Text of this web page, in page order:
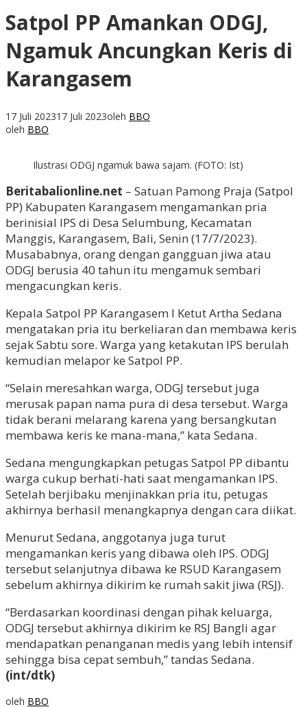
Satpol PP Amankan ODGJ,
Ngamuk Ancungkan Keris di
Karangasem
17 Juli 202317 Juli 2023oleh BBO
oleh BBO
Ilustrasi ODGJ ngamuk bawa sajam. (FOTO: Ist)
Beritabalionline.net – Satuan Pamong Praja (Satpol
PP) Kabupaten Karangasem mengamankan pria
berinisial IPS di Desa Selumbung, Kecamatan
Manggis, Karangasem, Bali, Senin (17/7/2023).
Musababnya, orang dengan gangguan jiwa atau
ODGJ berusia 40 tahun itu mengamuk sembari
mengacungkan keris.
Kepala Satpol PP Karangasem I Ketut Artha Sedana
mengatakan pria itu berkeliaran dan membawa keris
sejak Sabtu sore. Warga yang ketakutan IPS berulah
kemudian melapor ke Satpol PP.
“Selain meresahkan warga, ODGJ tersebut juga
merusak papan nama pura di desa tersebut. Warga
tidak berani melarang karena yang bersangkutan
membawa keris ke mana-mana,” kata Sedana.
Sedana mengungkapkan petugas Satpol PP dibantu
warga cukup berhati-hati saat mengamankan IPS.
Setelah berjibaku menjinakkan pria itu, petugas
akhirnya berhasil menangkapnya dengan cara diikat.
Menurut Sedana, anggotanya juga turut
mengamankan keris yang dibawa oleh IPS. ODGJ
tersebut selanjutnya dibawa ke RSUD Karangasem
sebelum akhirnya dikirim ke rumah sakit jiwa (RSJ).
“Berdasarkan koordinasi dengan pihak keluarga,
ODGJ tersebut akhirnya dikirim ke RSJ Bangli agar
mendapatkan penanganan medis yang lebih intensif
sehingga bisa cepat sembuh,” tandas Sedana.
(int/dtk)
oleh BBO